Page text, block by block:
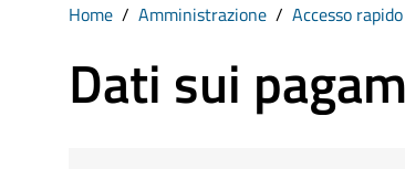
Home Amministrazione Accesso rapido
Dati sui